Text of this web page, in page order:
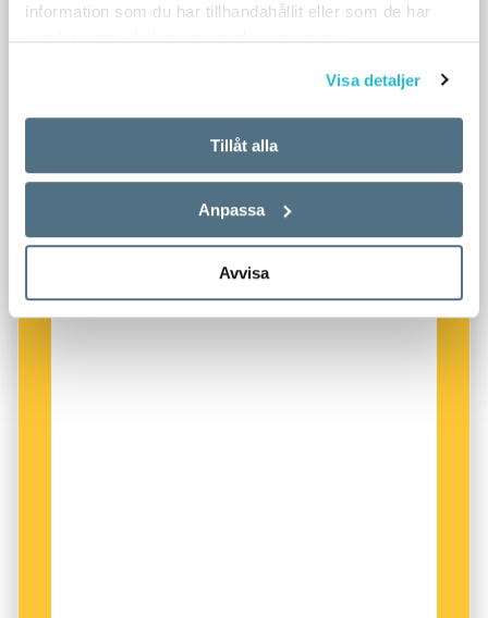
information som du har tillhandahållit eller som de har
samlat in när du har använt deras tjänster.
Visa detaljer
Tillåt alla
Anpassa
Avvisa